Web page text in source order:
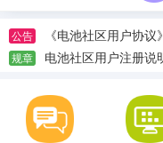
公告 《电池社区用户协议》
规章 电池社区用户注册说